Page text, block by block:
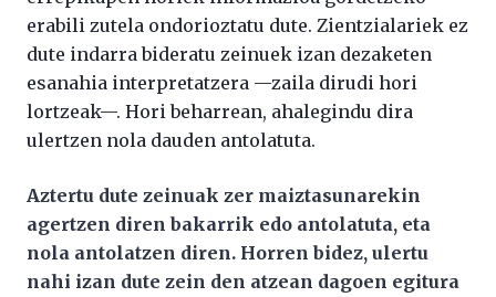
erabili zutela ondorioztatu dute. Zientzialariek ez
dute indarra bideratu zeinuek izan dezaketen
esanahia interpretatzera —zaila dirudi hori
lortzeak—. Hori beharrean, ahalegindu dira
ulertzen nola dauden antolatuta.
Aztertu dute zeinuak zer maiztasunarekin
agertzen diren bakarrik edo antolatuta, eta
nola antolatzen diren. Horren bidez, ulertu
nahi izan dute zein den atzean dagoen egitura